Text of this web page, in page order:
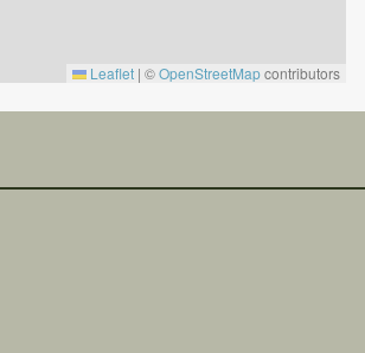
åpningstider hos Nesfjellet Alpin på
oppdatert informasjon.
Leaflet | ©OpenStreetMapcontributors